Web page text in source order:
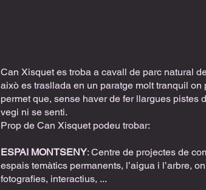
Can Xisquet es troba a cavall de parc natural
això es trasllada en un paratge molt tranquil
permet que, sense​​ haver de fer llargues pistes
vegi ni se senti.
​Prop de Can Xisquet podeu trobar:​​
ESPAI MONTSENY: Centre de projectes de
espais temàtics permanents, l’aigua i l’arbre,
fotografies, interactius, ...